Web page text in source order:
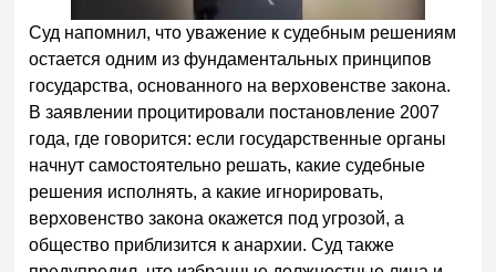
Суд напомнил, что уважение к судебным решениям
остается одним из фундаментальных принципов
государства, основанного на верховенстве закона.
В заявлении процитировали постановление 2007
года, где говорится: если государственные органы
начнут самостоятельно решать, какие судебные
решения исполнять, а какие игнорировать,
верховенство закона окажется под угрозой, а
общество приблизится к анархии. Суд также